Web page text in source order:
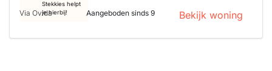
Stekkies helpt
je hierbij!
Via Ovida Aangeboden sinds 9 Bekijk woning